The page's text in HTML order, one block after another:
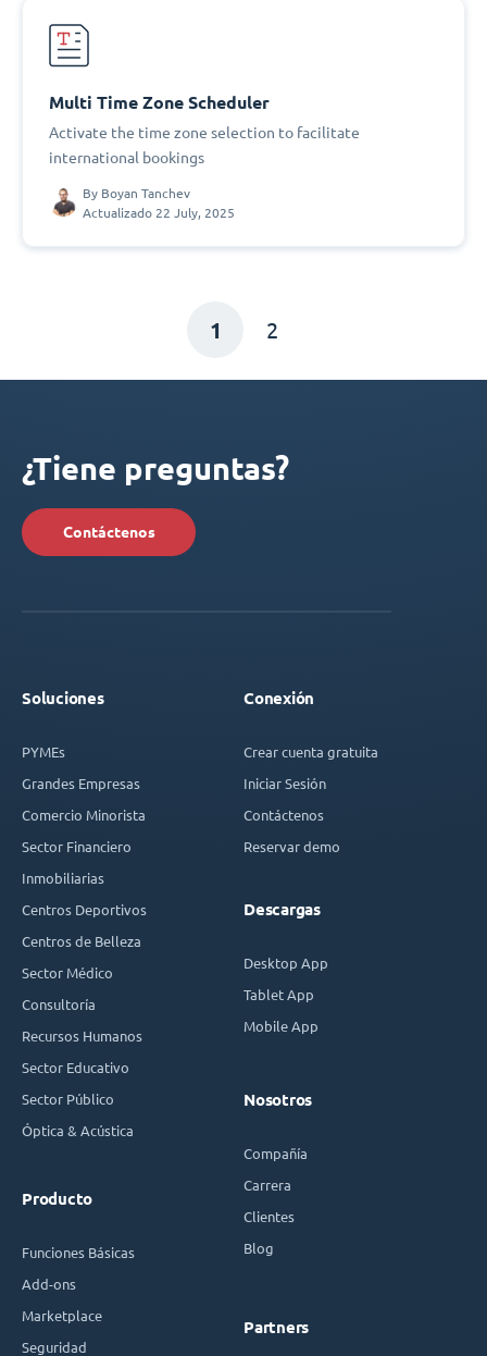
Multi Time Zone Scheduler
Activate the time zone selection to facilitate
international bookings
By Boyan Tanchev
Actualizado 22 July, 2025
1 2
¿Tiene preguntas?
Contáctenos
Soluciones
PYMEs
Grandes Empresas
Comercio Minorista
Sector Financiero
Inmobiliarias
Centros Deportivos
Centros de Belleza
Sector Médico
Consultoría
Recursos Humanos
Sector Educativo
Sector Público
Óptica & Acústica
Producto
Funciones Básicas
Add-ons
Marketplace
Seguridad
Conexión
Crear cuenta gratuita
Iniciar Sesión
Contáctenos
Reservar demo
Descargas
Desktop App
Tablet App
Mobile App
Nosotros
Compañía
Carrera
Clientes
Blog
Partners